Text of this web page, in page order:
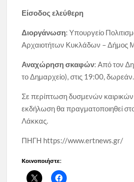
Είσοδος ελεύθερη
Διοργάνωση: Υπουργείο
Αρχαιοτήτων Κυκλάδων – Δήμος
Αναχώρηση σκαφών: Από τον
το Δημαρχείο), στις 19:00, δωρεάν.
Σε περίπτωση δυσμενών
εκδήλωση θα πραγματοποιηθεί
Λάκκας.
ΠΗΓΗ https://www.ertnews.gr/
Κοινοποιήστε: